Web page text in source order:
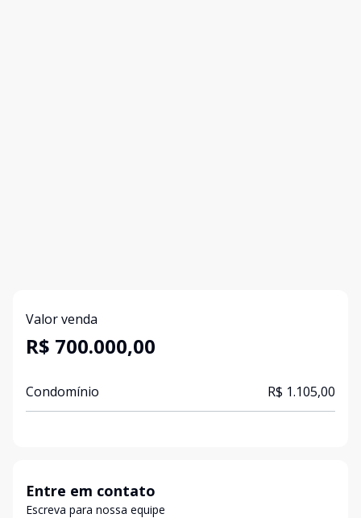
Valor venda
R$ 700.000,00
Condomínio R$ 1.105,00
Entre em contato
Escreva para nossa equipe